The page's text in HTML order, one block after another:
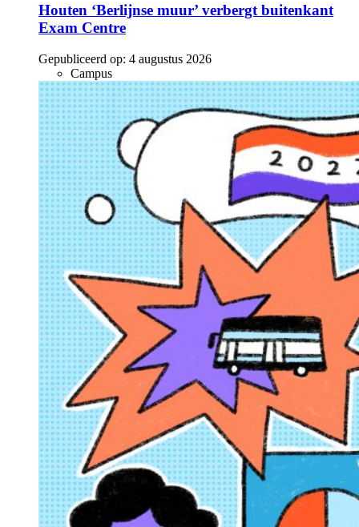
Houten ‘Berlijnse muur’ verbergt buitenkant
Exam Centre
Gepubliceerd op: 4 augustus 2026
Campus